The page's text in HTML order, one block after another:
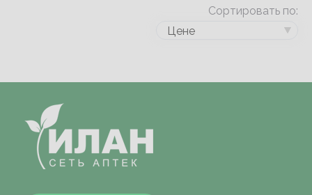
Сортировать по:
Цене